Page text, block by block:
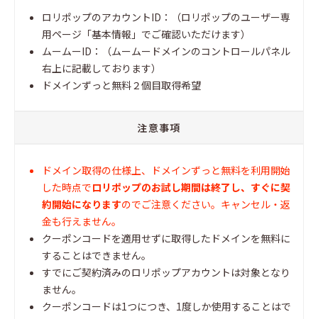
ロリポップのアカウントID：（ロリポップのユーザー専
用ページ「基本情報」でご確認いただけます）
ムームーID：（ムームードメインのコントロールパネル
右上に記載しております）
ドメインずっと無料２個目取得希望
注意事項
ドメイン取得の仕様上、ドメインずっと無料を利用開始
した時点でロリポップのお試し期間は終了し、すぐに契
約開始になりますのでご注意ください。キャンセル・返
金も行えません。
クーポンコードを適用せずに取得したドメインを無料に
することはできません。
すでにご契約済みのロリポップアカウントは対象となり
ません。
クーポンコードは1つにつき、1度しか使用することはで